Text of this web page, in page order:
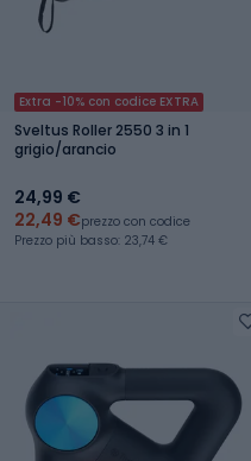
Extra -10% con codice EXTRA
Sveltus Roller 2550 3 in 1
grigio/arancio
24,99 €
22,49 €prezzo con codice
Prezzo più basso: 23,74 €